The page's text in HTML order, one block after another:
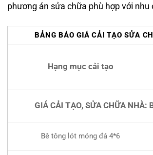
phương án sửa chữa phù hợp với nhu
BẢNG BÁO GIÁ CẢI TẠO SỬA
Hạng mục cải tạo
GIÁ CẢI TẠO, SỬA CHỮA NHÀ:
Bê tông lót móng đá 4*6